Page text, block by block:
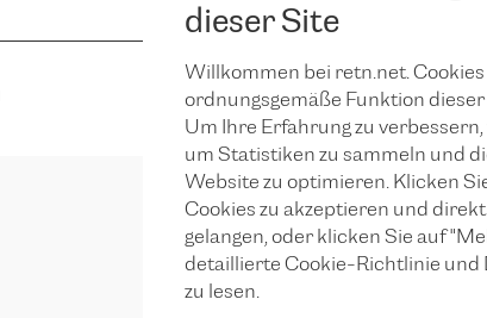
dieser Site
Willkommen bei retn.net.
ordnungsgemäße Funktion
Um Ihre Erfahrung zu
um Statistiken zu sammeln und
Website zu optimieren. Klicken
Cookies zu akzeptieren und
gelangen, oder klicken Sie auf
detaillierte Cookie-Richtlinie
zu lesen.